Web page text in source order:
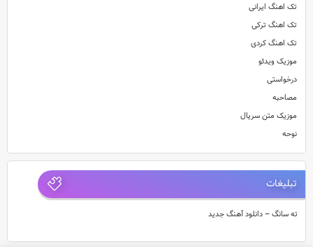
تک اهنگ ایرانی
تک اهنگ ترکی
تک اهنگ کردی
موزیک ویدئو
درخواستی
مصاحبه
موزیک متن سریال
نوحه
تبلیغات
ته سانگ – دانلود آهنگ جدید